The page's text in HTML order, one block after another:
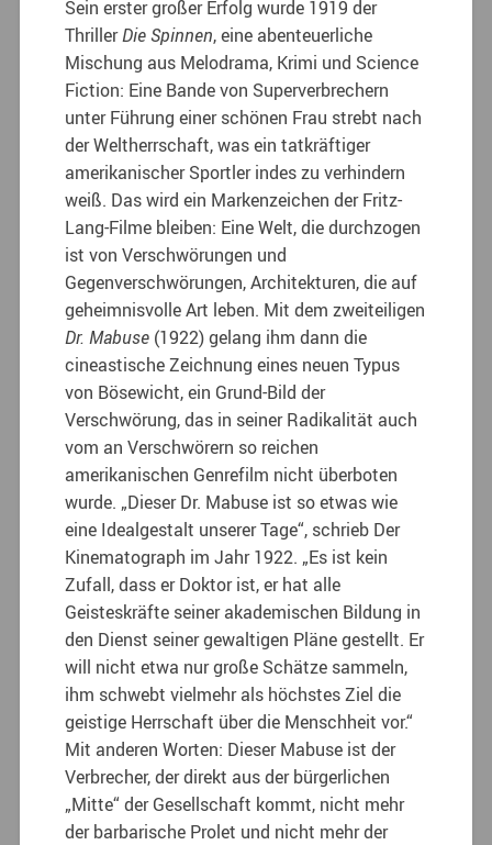
Sein erster großer Erfolg wurde 1919 der
ThrillerDie Spinnen, eine abenteuerliche
Mischung aus Melodrama, Krimi und Science
Fiction: Eine Bande von Superverbrechern
unter Führung einer schönen Frau strebt nach
der Weltherrschaft, was ein tatkräftiger
amerikanischer Sportler indes zu verhindern
weiß. Das wird ein Markenzeichen der Fritz-
Lang-Filme bleiben: Eine Welt, die durchzogen
ist von Verschwörungen und
Gegenverschwörungen, Architekturen, die auf
geheimnisvolle Art leben. Mit dem zweiteiligen
Dr. Mabuse (1922) gelang ihm dann die
cineastische Zeichnung eines neuen Typus
von Bösewicht, ein Grund-Bild der
Verschwörung, das in seiner Radikalität auch
vom an Verschwörern so reichen
amerikanischen Genrefilm nicht überboten
wurde. „Dieser Dr. Mabuse ist so etwas wie
eine Idealgestalt unserer Tage“, schrieb Der
Kinematograph im Jahr 1922. „Es ist kein
Zufall, dass er Doktor ist, er hat alle
Geisteskräfte seiner akademischen Bildung in
den Dienst seiner gewaltigen Pläne gestellt. Er
will nicht etwa nur große Schätze sammeln,
ihm schwebt vielmehr als höchstes Ziel die
geistige Herrschaft über die Menschheit vor.“
Mit anderen Worten: Dieser Mabuse ist der
Verbrecher, der direkt aus der bürgerlichen
„Mitte“ der Gesellschaft kommt, nicht mehr
der barbarische Prolet und nicht mehr der